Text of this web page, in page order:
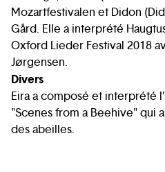
Mozartfestivalen et Didon
Gård. Elle a interprété
Oxford Lieder Festival 2018
Jørgensen.
Divers
Eira a composé et interprété
"Scenes from a Beehive" qui
des abeilles.